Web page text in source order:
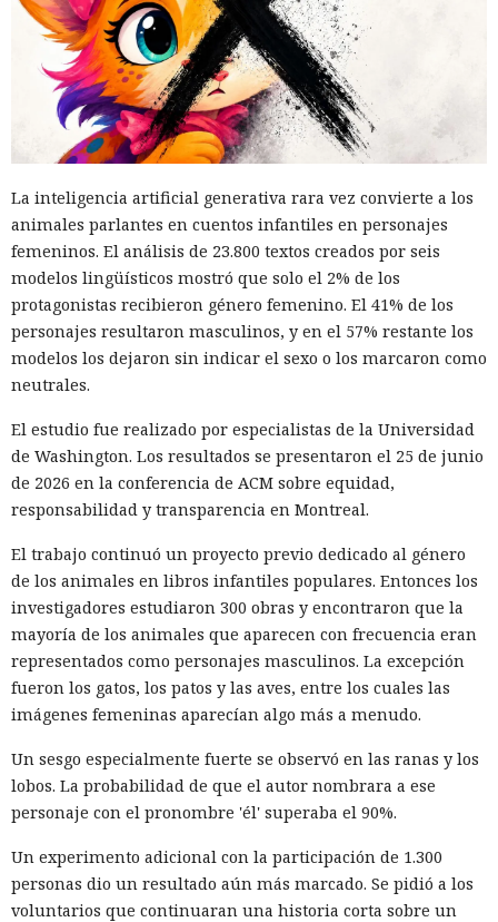
La inteligencia artificial generativa rara vez convierte a los
animales parlantes en cuentos infantiles en personajes
femeninos. El análisis de 23.800 textos creados por seis
modelos lingüísticos mostró que solo el 2% de los
protagonistas recibieron género femenino. El 41% de los
personajes resultaron masculinos, y en el 57% restante los
modelos los dejaron sin indicar el sexo o los marcaron como
neutrales.
El estudio fue realizado por especialistas de la Universidad
de Washington. Los resultados se presentaron el 25 de junio
de 2026 en la conferencia de ACM sobre equidad,
responsabilidad y transparencia en Montreal.
El trabajo continuó un proyecto previo dedicado al género
de los animales en libros infantiles populares. Entonces los
investigadores estudiaron 300 obras y encontraron que la
mayoría de los animales que aparecen con frecuencia eran
representados como personajes masculinos. La excepción
fueron los gatos, los patos y las aves, entre los cuales las
imágenes femeninas aparecían algo más a menudo.
Un sesgo especialmente fuerte se observó en las ranas y los
lobos. La probabilidad de que el autor nombrara a ese
personaje con el pronombre 'él' superaba el 90%.
Un experimento adicional con la participación de 1.300
personas dio un resultado aún más marcado. Se pidió a los
voluntarios que continuaran una historia corta sobre un